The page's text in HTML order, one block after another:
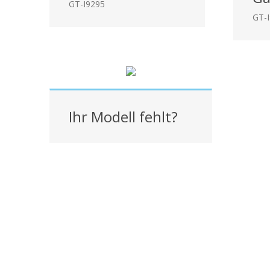
GT-I9295
GT-
Ihr Modell fehlt?